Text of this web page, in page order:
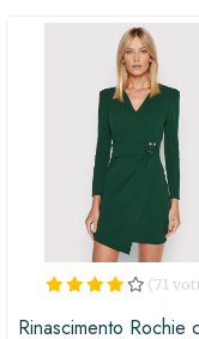
(71
Rinascimento Rochie